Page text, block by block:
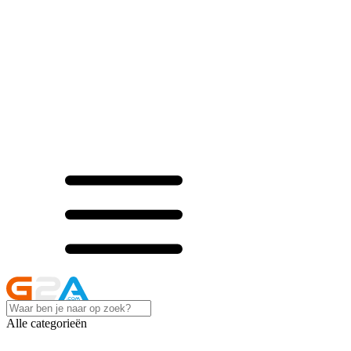
Alle categorieën